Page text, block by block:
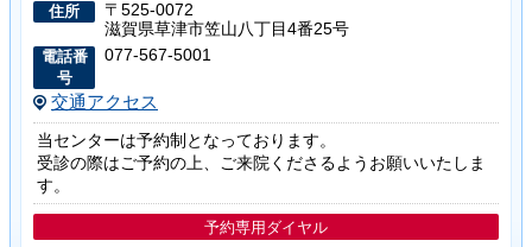
住所
〒525-0072
滋賀県草津市笠山八丁目4番25号
電話番
号
077-567-5001
交通アクセス
当センターは予約制となっております。
受診の際はご予約の上、ご来院くださるようお願いいたしま
す。
予約専用ダイヤル